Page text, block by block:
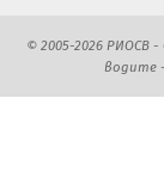
© 2005-2026 РИОСВ -
водите